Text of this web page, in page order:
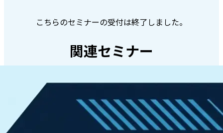
こちらのセミナーの受付は終了しました。
関連セミナー